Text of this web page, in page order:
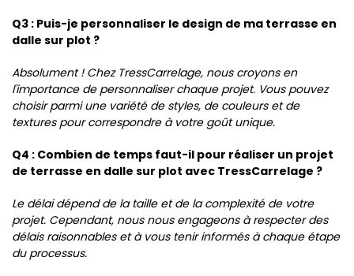
Q3 : Puis-je personnaliser le design de ma terrasse en
dalle sur plot ?
Absolument ! Chez TressCarrelage, nous croyons en
l'importance de personnaliser chaque projet. Vous pouvez
choisir parmi une variété de styles, de couleurs et de
textures pour correspondre à votre goût unique.
Q4 : Combien de temps faut-il pour réaliser un projet
de terrasse en dalle sur plot avec TressCarrelage ?
Le délai dépend de la taille et de la complexité de votre
projet. Cependant, nous nous engageons à respecter des
délais raisonnables et à vous tenir informés à chaque étape
du processus.